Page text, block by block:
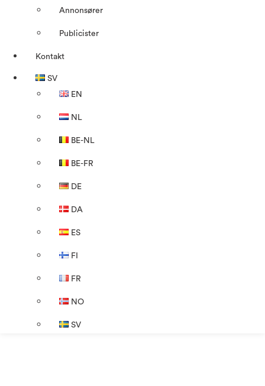
Annonsører
Publicister
Kontakt
SV
EN
NL
BE-NL
BE-FR
DE
DA
ES
FI
FR
NO
SV